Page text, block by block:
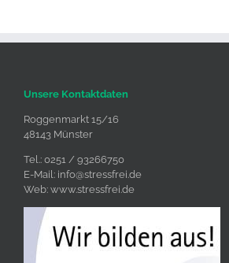
Unsere Kontaktdaten
Roggenmarkt 15/16
48143 Münster
Tel.: 0251 / 93266750
E-Mail: info@stressfrei.de
Web: www.stressfrei.de